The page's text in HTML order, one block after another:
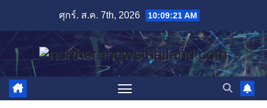
content
ศุกร์. ส.ค. 7th, 2026 10:09:21 AM